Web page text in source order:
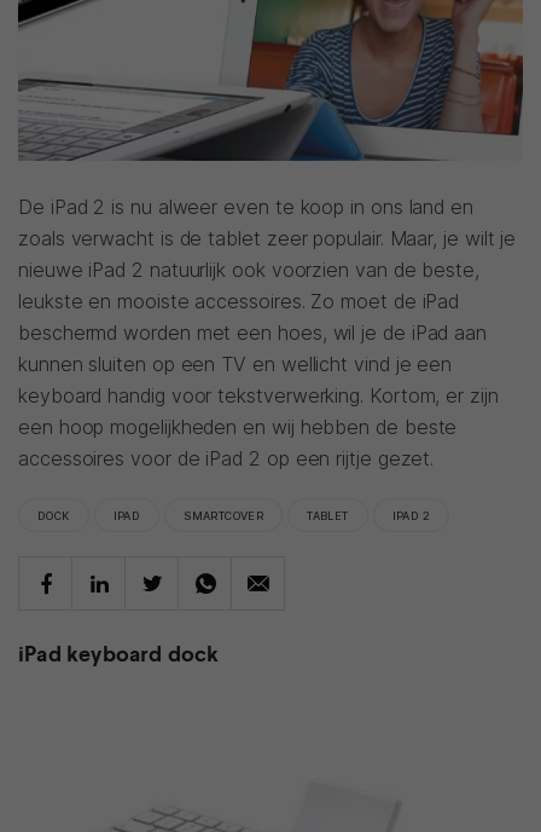
De iPad 2 is nu alweer even te koop in ons land en
zoals verwacht is de tablet zeer populair. Maar, je wilt je
nieuwe iPad 2 natuurlijk ook voorzien van de beste,
leukste en mooiste accessoires. Zo moet de iPad
beschermd worden met een hoes, wil je de iPad aan
kunnen sluiten op een TV en wellicht vind je een
keyboard handig voor tekstverwerking. Kortom, er zijn
een hoop mogelijkheden en wij hebben de beste
accessoires voor de iPad 2 op een rijtje gezet.
DOCK IPAD SMARTCOVER TABLET IPAD 2
iPad keyboard dock